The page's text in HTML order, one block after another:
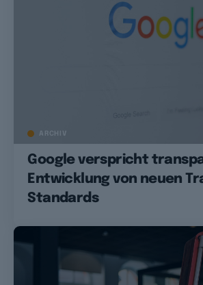
ARCHIV
Google verspricht
Entwicklung von neuen
Standards